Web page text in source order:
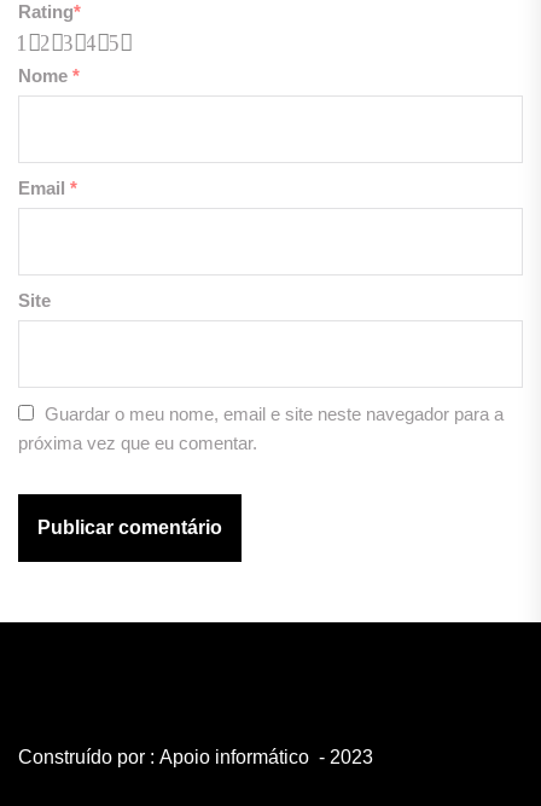
Rating*
5
4
3
2
1
Nome *
Email *
Site
Guardar o meu nome, email e site neste navegador para a
próxima vez que eu comentar.
Construído por : Apoio informático - 2023